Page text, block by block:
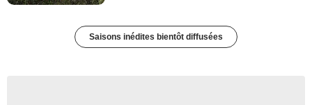
Saisons inédites bientôt diffusées